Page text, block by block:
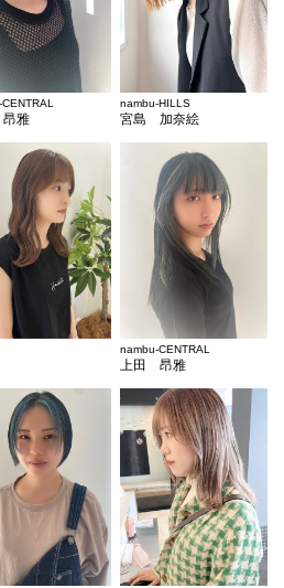
雅
nambu-HILLS
宮島 加奈絵
nambu-CENTRAL
上田 昂雅